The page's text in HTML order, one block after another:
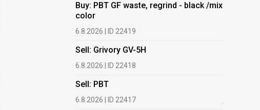
Buy: PBT GF waste, regrind - black /mix
color
6.8.2026 | ID 22419
Sell: Grivory GV-5H
6.8.2026 | ID 22418
Sell: PBT
6.8.2026 | ID 22417